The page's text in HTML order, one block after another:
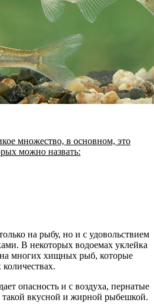
множество, в основном, это
можно назвать:
на рыбу, но и с удовольствием
В некоторых водоемах уклейка
многих хищных рыб, которые
опасность и с воздуха, пернатые
такой вкусной и жирной рыбешкой.